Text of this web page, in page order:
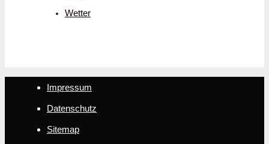
Wetter
Impressum
Datenschutz
Sitemap